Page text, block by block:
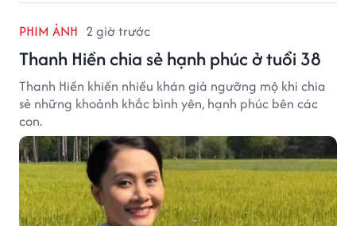
PHIM ẢNH 2 giờ trước
Thanh Hiền chia sẻ hạnh phúc ở tuổi 38
Thanh Hiền khiến nhiều khán giả ngưỡng mộ khi chia
sẻ những khoảnh khắc bình yên, hạnh phúc bên các
con.